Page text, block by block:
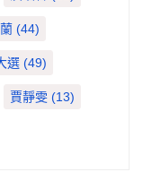
(44)
選 (49)
賈靜雯 (13)